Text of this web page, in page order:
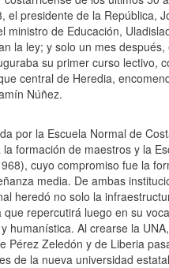
el presidente de la República,
ministro de Educación,
la ley; y solo un mes después,
su primer curso lectivo,
central de Heredia,
Núñez.
por la Escuela Normal de
formación de maestros y la
cuyo compromiso fue la
media. De ambas
heredó no solo la
repercutirá luego en su
humanística. Al crearse la
Pérez Zeledón y de Liberia
de la nueva universidad